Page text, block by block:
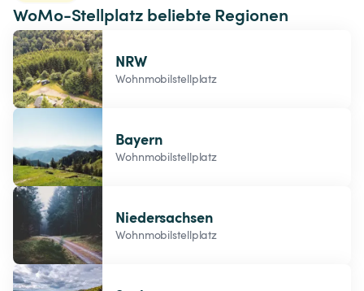
WoMo-Stellplatz beliebte Regionen
NRW
Wohnmobilstellplatz
Bayern
Wohnmobilstellplatz
Niedersachsen
Wohnmobilstellplatz